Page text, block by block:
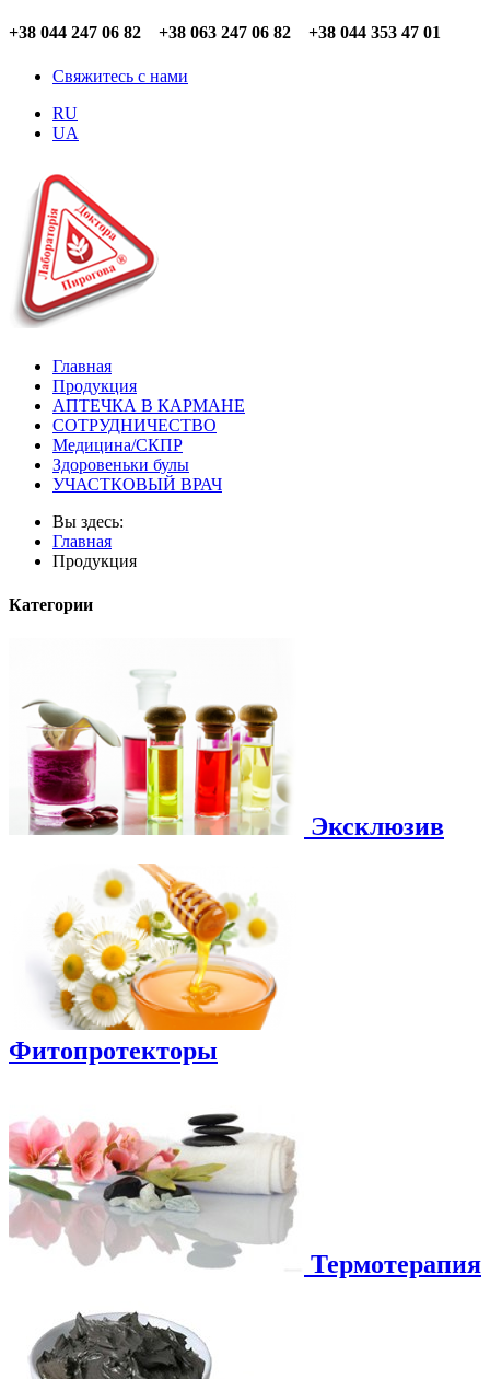
+38 044 247 06 82 +38 063 247 06 82 +38 044 353 47 01
Свяжитесь с нами
RU
UA
Главная
Продукция
АПТЕЧКА В КАРМАНЕ
СОТРУДНИЧЕСТВО
Медицина/СКПР
Здоровеньки булы
УЧАСТКОВЫЙ ВРАЧ
Вы здесь:
Главная
Продукция
Категории
Эксклюзив
Фитопротекторы
Термотерапия